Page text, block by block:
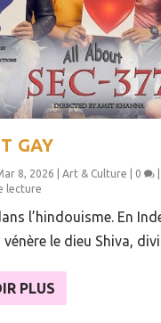
GAY
8, 2026 |Art & Culture 0
lecture
l’hindouisme. En
le dieu Shiva,
PLUS